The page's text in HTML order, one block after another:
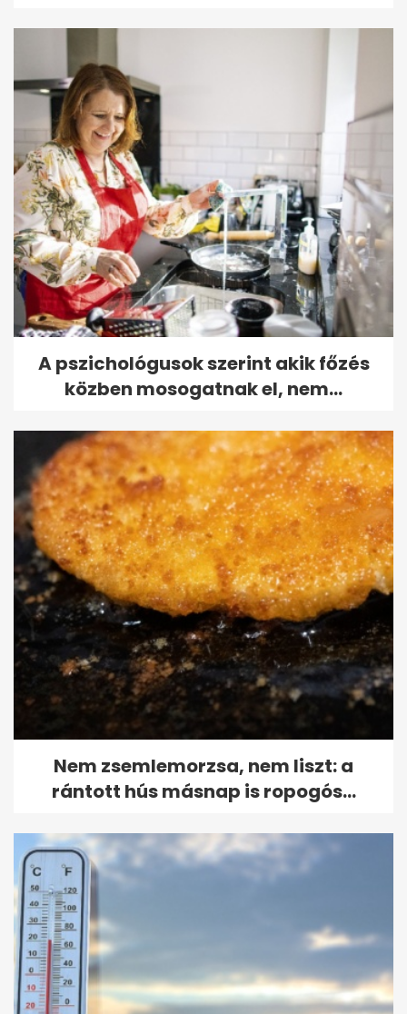
A pszichológusok szerint akik főzés
közben mosogatnak el, nem...
Nem zsemlemorzsa, nem liszt: a
rántott hús másnap is ropogós...